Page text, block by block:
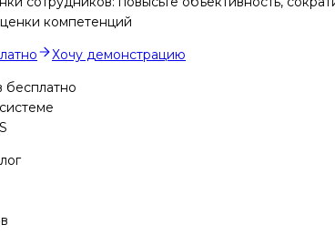
компетенций
Хочу демонстрацию
бесплатно